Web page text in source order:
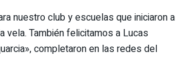
nuestro club y escuelas que iniciaron a
vela. También felicitamos a Lucas
completaron en las redes del